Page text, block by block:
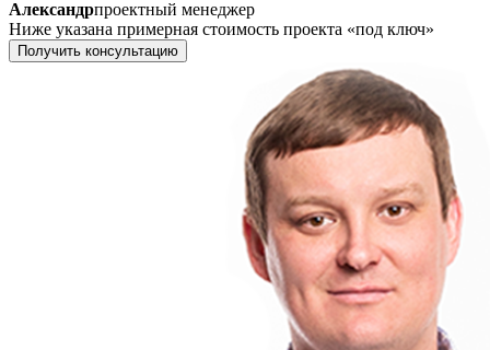
Александрпроектный менеджер
Ниже указана примерная стоимость проекта «под ключ»
Получить консультацию